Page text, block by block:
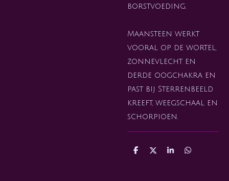
borstvoeding.
Maansteen werkt
vooral op de wortel,
zonnevlecht en
derde oogchakra en
past bij Sterrenbeeld
kreeft, weegschaal en
schorpioen.
D
D
S
D